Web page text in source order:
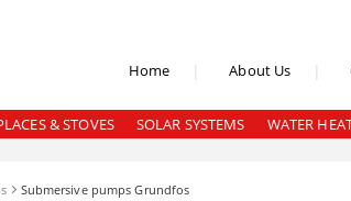
Home About Us
& STOVES SOLAR SYSTEMS WATER
Submersive pumps Grundfos